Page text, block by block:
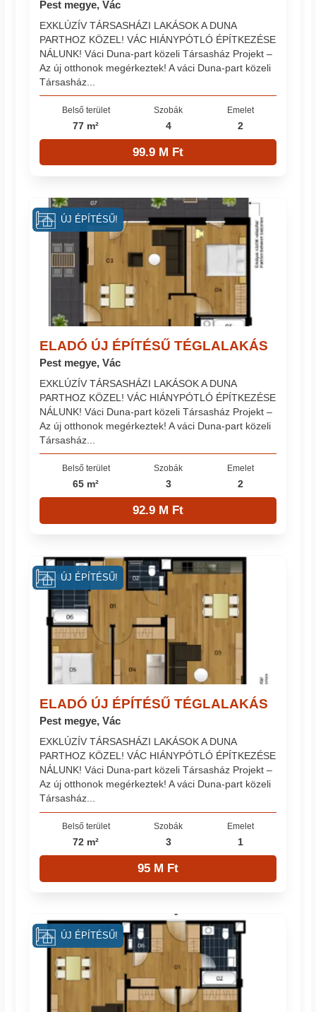
Pest megye, Vác
EXKLÚZÍV TÁRSASHÁZI LAKÁSOK A DUNA
PARTHOZ KÖZEL! VÁC HIÁNYPÓTLÓ ÉPÍTKEZÉSE
NÁLUNK! Váci Duna-part közeli Társasház Projekt –
Az új otthonok megérkeztek! A váci Duna-part közeli
Társasház...
Belső terület
77 m²
Szobák
4
Emelet
2
99.9 M Ft
ELADÓ ÚJ ÉPÍTÉSŰ TÉGLALAKÁS
Pest megye, Vác
EXKLÚZÍV TÁRSASHÁZI LAKÁSOK A DUNA
PARTHOZ KÖZEL! VÁC HIÁNYPÓTLÓ ÉPÍTKEZÉSE
NÁLUNK! Váci Duna-part közeli Társasház Projekt –
Az új otthonok megérkeztek! A váci Duna-part közeli
Társasház...
Belső terület
65 m²
Szobák
3
Emelet
2
92.9 M Ft
ÚJ ÉPÍTÉSŰ!
ELADÓ ÚJ ÉPÍTÉSŰ TÉGLALAKÁS
Pest megye, Vác
EXKLÚZÍV TÁRSASHÁZI LAKÁSOK A DUNA
PARTHOZ KÖZEL! VÁC HIÁNYPÓTLÓ ÉPÍTKEZÉSE
NÁLUNK! Váci Duna-part közeli Társasház Projekt –
Az új otthonok megérkeztek! A váci Duna-part közeli
Társasház...
Belső terület
72 m²
Szobák
3
Emelet
1
95 M Ft
ÚJ ÉPÍTÉSŰ!
ÚJ ÉPÍTÉSŰ!